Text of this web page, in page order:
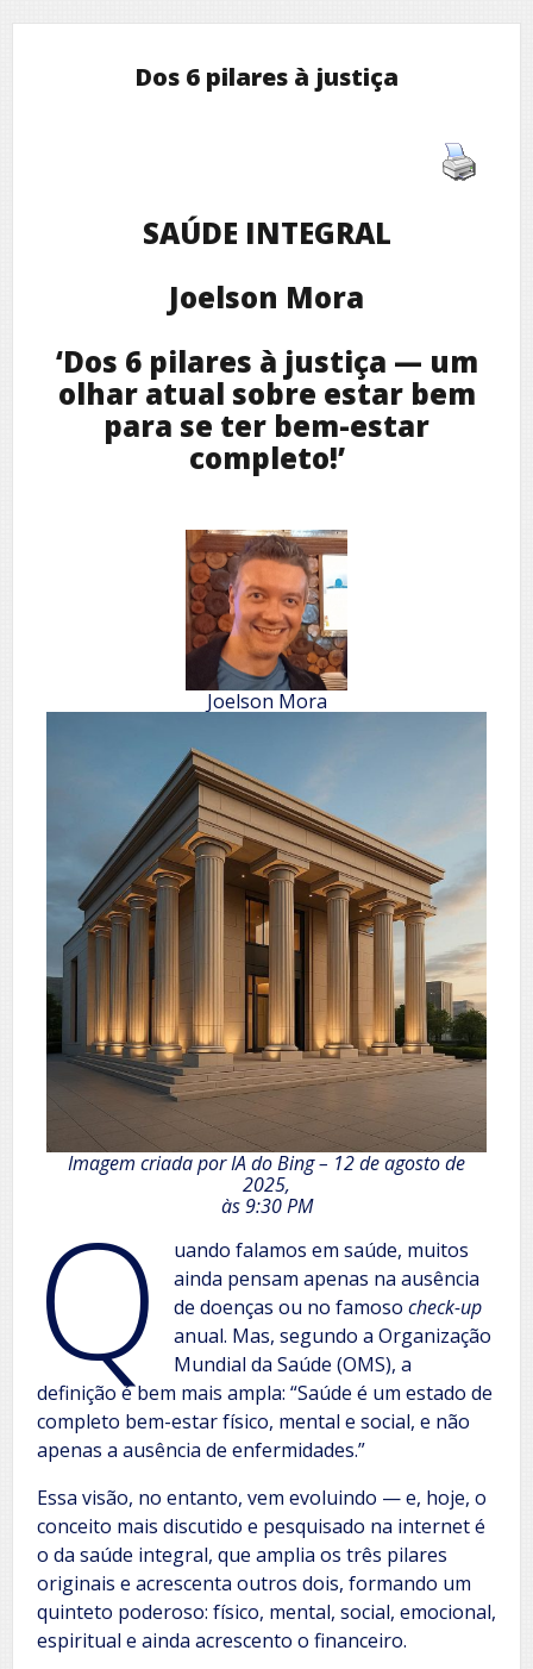
Dos 6 pilares à justiça
SAÚDE INTEGRAL
Joelson Mora
‘Dos 6 pilares à justiça — um
olhar atual sobre estar bem
para se ter bem-estar
completo!’
Joelson Mora
Imagem criada por IA do Bing – 12 de agosto de
2025,
às 9:30 PM
Q
uando falamos em saúde, muitos
ainda pensam apenas na ausência
de doenças ou no famosocheck-up
anual. Mas, segundo a Organização
Mundial da Saúde (OMS), a
definição é bem mais ampla: “Saúde é um estado de
completo bem-estar físico, mental e social, e não
apenas a ausência de enfermidades.”
Essa visão, no entanto, vem evoluindo — e, hoje, o
conceito mais discutido e pesquisado na internet é
o da saúde integral, que amplia os três pilares
originais e acrescenta outros dois, formando um
quinteto poderoso: físico, mental, social, emocional,
espiritual e ainda acrescento o financeiro.